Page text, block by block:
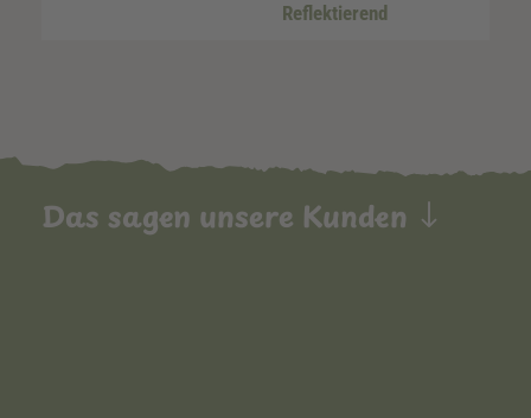
Reflektierend
Das sagen unsere Kunden